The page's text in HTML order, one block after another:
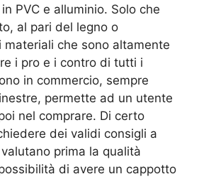
PVC e alluminio. Solo che
al pari del legno o
materiali che sono altamente
i pro e i contro di tutti i
in commercio, sempre
permette ad un utente
nel comprare. Di certo
dei validi consigli a
prima la qualità
di avere un cappotto